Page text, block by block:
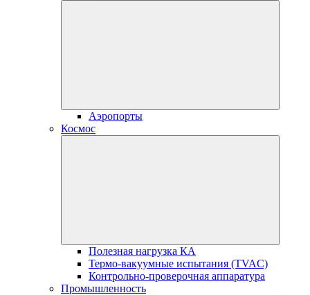
Аэропорты
Космос
Полезная нагрузка КА
Термо-вакуумные испытания (TVAC)
Контрольно-проверочная аппаратура
Промышленность